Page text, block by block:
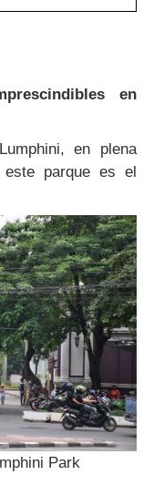
en
en plena
parque es el
Park